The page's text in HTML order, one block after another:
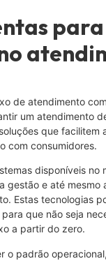
para
de atendimento
um atendimento
que facilitem
com consumidores.
disponíveis no
gestão e até mesmo
Estas tecnologias
que não seja
a partir do zero.
o padrão